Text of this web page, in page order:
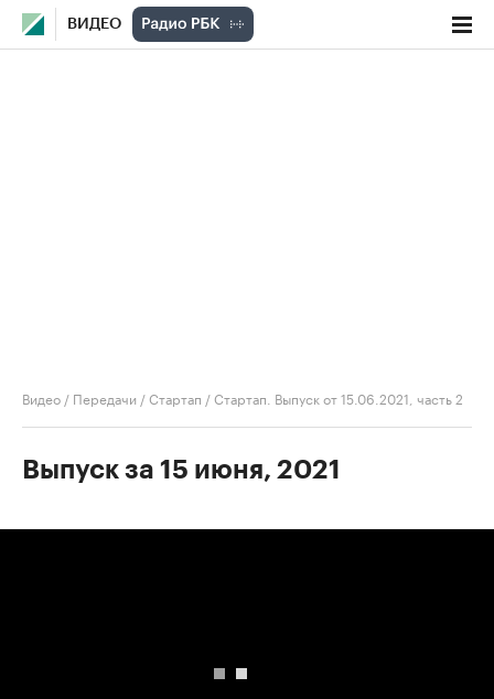
ВИДЕО
Видео / Передачи /Стартап /Стартап. Выпуск от 15.06.2021, часть 2
Выпуск за 15 июня, 2021